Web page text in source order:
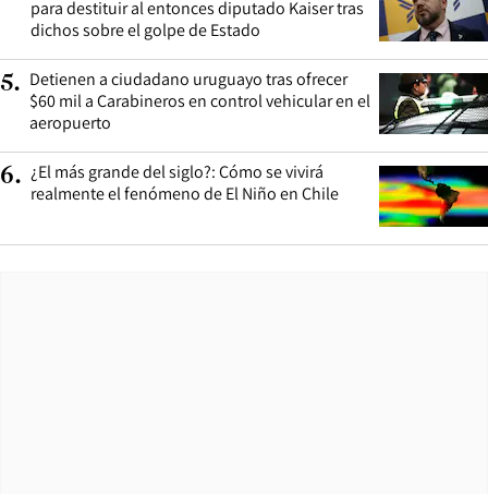
para destituir al entonces diputado Kaiser tras
dichos sobre el golpe de Estado
5. Detienen a ciudadano uruguayo tras ofrecer
$60 mil a Carabineros en control vehicular en el
aeropuerto
6. ¿El más grande del siglo?: Cómo se vivirá
realmente el fenómeno de El Niño en Chile